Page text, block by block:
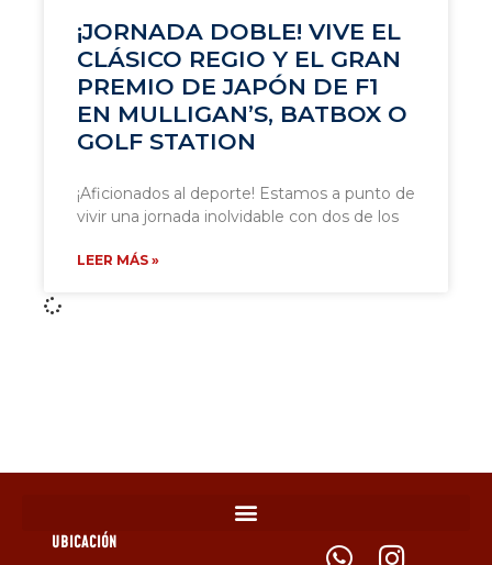
¡JORNADA DOBLE! VIVE EL
CLÁSICO REGIO Y EL GRAN
PREMIO DE JAPÓN DE F1
EN MULLIGAN’S, BATBOX O
GOLF STATION
¡Aficionados al deporte! Estamos a punto de
vivir una jornada inolvidable con dos de los
LEER MÁS »
UBICACIÓN